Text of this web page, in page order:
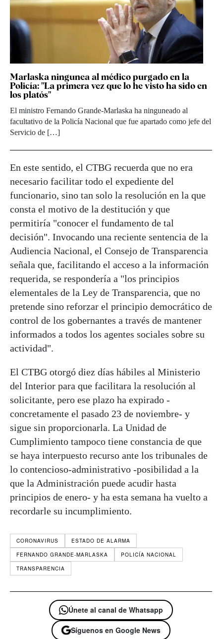
Marlaska ningunea al médico purgado en la
Policía: "La primera vez que lo he visto ha sido en
los platós"
El ministro Fernando Grande-Marlaska ha ninguneado al
facultativo de la Policía Nacional que fue apartado como jefe del
Servicio de […]
En este sentido, el CTBG recuerda que no era
necesario facilitar todo el expediente del
funcionario, sino tan solo la resolución en la que
consta el motivo de la destitución y que
permitiría "conocer el fundamento de tal
decisión". Invocando una reciente sentencia de la
Audiencia Nacional, el Consejo de Transparencia
señala que, facilitando el acceso a la información
requerida, se respondería a "los principios
elementales de la Ley de Transparencia, que no
pretende sino reforzar el principio democrático de
control de los gobernantes a través de mantener
informados a todos los agentes sociales sobre su
actividad".
El CTBG otorgó diez días hábiles al Ministerio
del Interior para que facilitara la resolución al
solicitante, pero ese plazo ha expirado -
concretamente el pasado 23 de noviembre- y
sigue sin proporcionarla. La Unidad de
Cumplimiento tampoco tiene constancia de que
se haya interpuesto recurso ante los tribunales de
lo contencioso-administrativo -posibilidad a la
que la Administración puede acudir hasta
principios de enero- y ha esta semana ha vuelto a
recordarle su incumplimiento.
CORONAVIRUS
ESTADO DE ALARMA
FERNANDO GRANDE-MARLASKA
POLICÍA NACIONAL
TRANSPARENCIA
Únete al canal de Whatsapp
Síguenos en Google News